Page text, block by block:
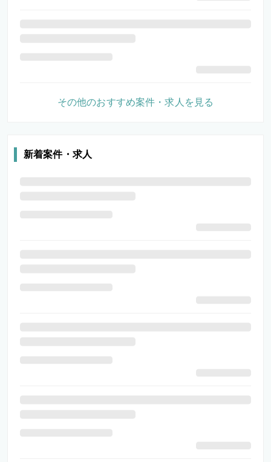
その他のおすすめ案件・求人を見る
新着案件・求人